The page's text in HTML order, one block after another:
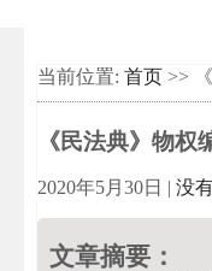
当前位置: 首页 >>
《民法典》物权
2020年5月30日 | 没
文章摘要：